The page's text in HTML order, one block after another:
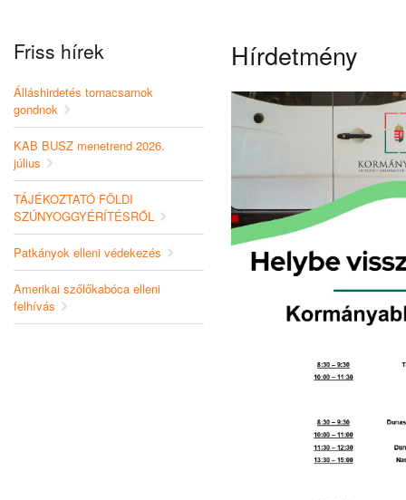
Friss hírek
Álláshirdetés tornacsarnok
gondnok
KAB BUSZ menetrend 2026.
július
TÁJÉKOZTATÓ FÖLDI
SZÚNYOGGYÉRÍTÉSRŐL
Patkányok elleni védekezés
Amerikai szőlőkabóca elleni
felhívás
Hírdetmény